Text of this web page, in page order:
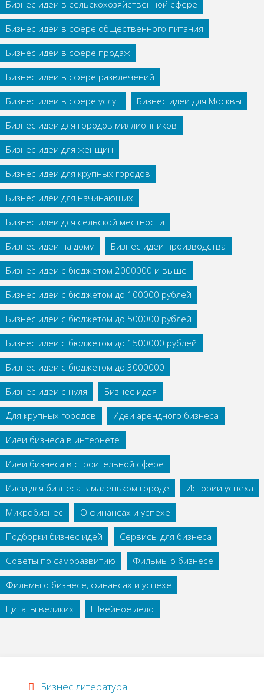
Бизнес идеи в сельскохозяйственной сфере
Бизнес идеи в сфере общественного питания
Бизнес идеи в сфере продаж
Бизнес идеи в сфере развлечений
Бизнес идеи в сфере услуг
Бизнес идеи для Москвы
Бизнес идеи для городов миллионников
Бизнес идеи для женщин
Бизнес идеи для крупных городов
Бизнес идеи для начинающих
Бизнес идеи для сельской местности
Бизнес идеи на дому
Бизнес идеи производства
Бизнес идеи с бюджетом 2000000 и выше
Бизнес идеи с бюджетом до 100000 рублей
Бизнес идеи с бюджетом до 500000 рублей
Бизнес идеи с бюджетом до 1500000 рублей
Бизнес идеи с бюджетом до 3000000
Бизнес идеи с нуля
Бизнес идея
Для крупных городов
Идеи арендного бизнеса
Идеи бизнеса в интернете
Идеи бизнеса в строительной сфере
Идеи для бизнеса в маленьком городе
Истории успеха
Микробизнес
О финансах и успехе
Подборки бизнес идей
Сервисы для бизнеса
Советы по саморазвитию
Фильмы о бизнесе
Фильмы о бизнесе, финансах и успехе
Цитаты великих
Швейное дело
Бизнес литература